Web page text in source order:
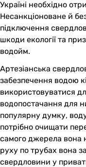
Україні необхідно
Несанкціоноване й
підключення
шкоди екології та
водойм.
Артезіанська
забезпечення водою
використовуватися
водопостачання для
популярну думку,
потрібно очищати
самого джерела вона
руху по трубах вона
свердловини у